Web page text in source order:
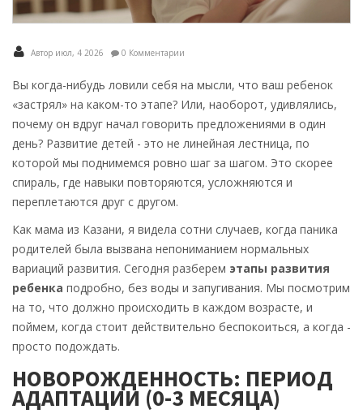
Автор июл, 4 2026 0 Комментарии
Вы когда-нибудь ловили себя на мысли, что ваш ребенок
«застрял» на каком-то этапе? Или, наоборот, удивлялись,
почему он вдруг начал говорить предложениями в один
день? Развитие детей - это не линейная лестница, по
которой мы поднимемся ровно шаг за шагом. Это скорее
спираль, где навыки повторяются, усложняются и
переплетаются друг с другом.
Как мама из Казани, я видела сотни случаев, когда паника
родителей была вызвана непониманием нормальных
вариаций развития. Сегодня разберем этапы развития
ребенка подробно, без воды и запугивания. Мы посмотрим
на то, что должно происходить в каждом возрасте, и
поймем, когда стоит действительно беспокоиться, а когда -
просто подождать.
НОВОРОЖДЕННОСТЬ: ПЕРИОД
АДАПТАЦИИ (0-3 МЕСЯЦА)